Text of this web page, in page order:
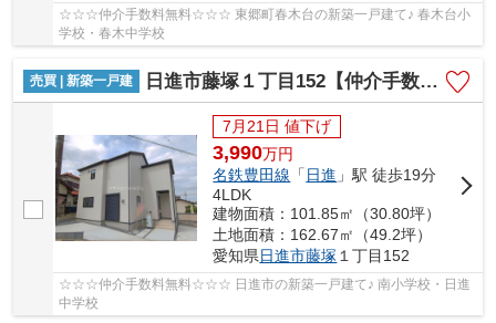
☆☆☆仲介手数料無料☆☆☆ 東郷町春木台の新築一戸建て♪ 春木台小
学校・春木中学校
売買 | 新築一戸建 日進市藤塚１丁目152【仲介手数料無料】新築一戸建て
7月21日 値下げ
3,990万円
名鉄豊田線 「 日進 」駅 徒歩19分
4LDK
建物面積：101.85㎡（30.80坪）
土地面積：162.67㎡（49.2坪）
愛知県日進市藤塚１丁目152
☆☆☆仲介手数料無料☆☆☆ 日進市の新築一戸建て♪ 南小学校・日進
中学校